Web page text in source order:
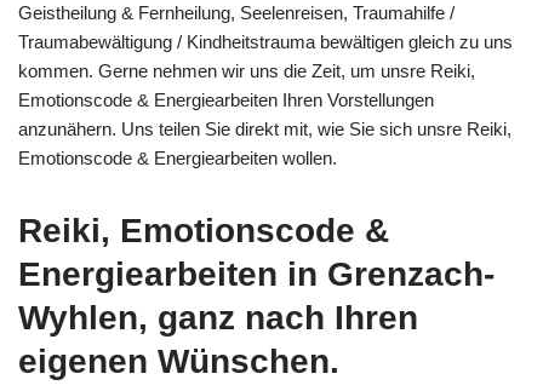
Geistheilung & Fernheilung, Seelenreisen, Traumahilfe /
Traumabewältigung / Kindheitstrauma bewältigen gleich zu uns
kommen. Gerne nehmen wir uns die Zeit, um unsre Reiki,
Emotionscode & Energiearbeiten Ihren Vorstellungen
anzunähern. Uns teilen Sie direkt mit, wie Sie sich unsre Reiki,
Emotionscode & Energiearbeiten wollen.
Reiki, Emotionscode &
Energiearbeiten in Grenzach-
Wyhlen, ganz nach Ihren
eigenen Wünschen.